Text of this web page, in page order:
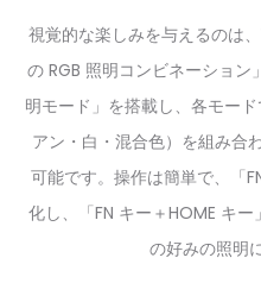
視覚的な楽しみを与えるのは
の RGB 照明コンビネーション
明モード」を搭載し、各モー
アン・白・混合色）を組み合
可能です。操作は簡単で、「
化し、「FN キー＋HOME キ
の好みの照明